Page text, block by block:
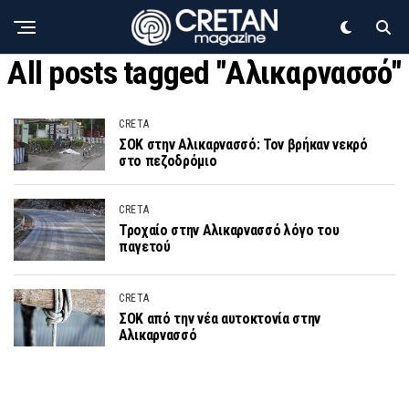
All posts tagged "Αλικαρνασσό"
CRETA
ΣΟΚ στην Αλικαρνασσό: Τον βρήκαν νεκρό
στο πεζοδρόμιο
CRETA
Τροχαίο στην Αλικαρνασσό λόγο του
παγετού
CRETA
ΣΟΚ από την νέα αυτοκτονία στην
Αλικαρνασσό